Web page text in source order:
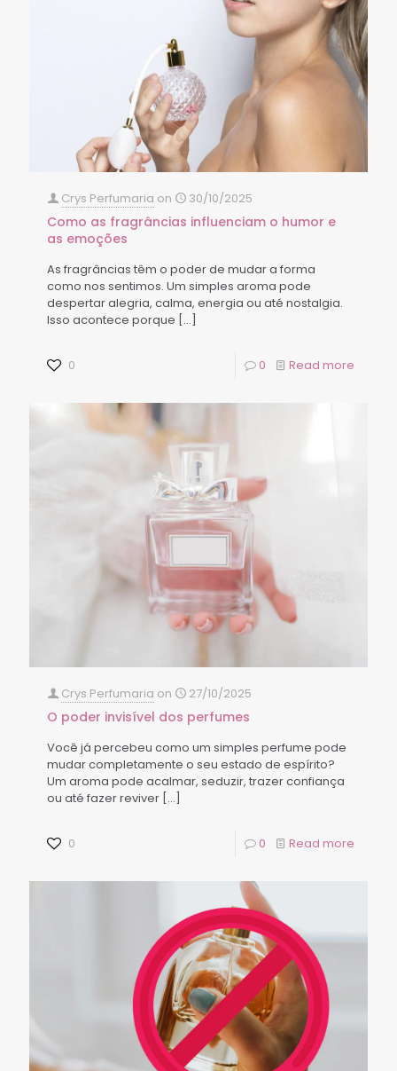
Crys Perfumaria on 30/10/2025
Como as fragrâncias influenciam o humor e
as emoções
As fragrâncias têm o poder de mudar a forma
como nos sentimos. Um simples aroma pode
despertar alegria, calma, energia ou até nostalgia.
Isso acontece porque […]
0 0 Read more
Crys Perfumaria on 27/10/2025
O poder invisível dos perfumes
Você já percebeu como um simples perfume pode
mudar completamente o seu estado de espírito?
Um aroma pode acalmar, seduzir, trazer confiança
ou até fazer reviver […]
0 0 Read more